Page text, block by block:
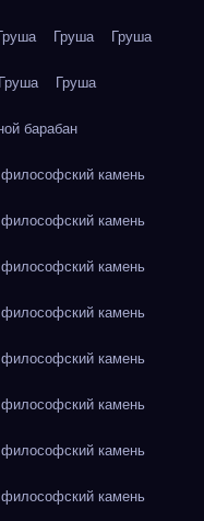
Груша Груша
Груша Груша
барабан
камень
камень
камень
камень
камень
камень
камень
камень